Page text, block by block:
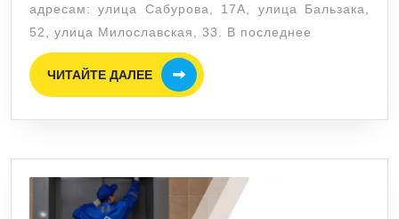
в
Деснянском
районе
Киева
адресам: улица Сабурова, 17А, улица Бальзака,
52, улица Милославская, 33. В последнее
ЧИТАЙТЕ ДАЛЕЕ
ЧИТАЙТЕ
ДАЛЕЕ